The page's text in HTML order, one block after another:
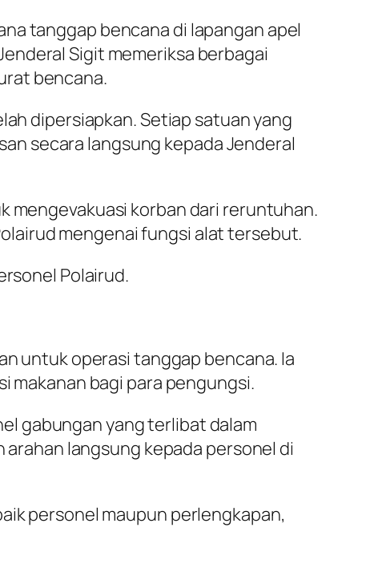
tanggap bencana di lapangan apel
Sigit memeriksa berbagai
bencana.
dipersiapkan. Setiap satuan yang
secara langsung kepada Jenderal
mengevakuasi korban dari reruntuhan.
mengenai fungsi alat tersebut.
Polairud.
untuk operasi tanggap bencana. Ia
makanan bagi para pengungsi.
gabungan yang terlibat dalam
langsung kepada personel di
personel maupun perlengkapan,